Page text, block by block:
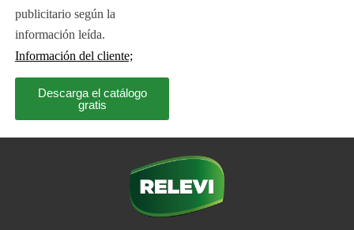
publicitario según la
información leída.
Información del cliente;
Descarga el catálogo
gratis